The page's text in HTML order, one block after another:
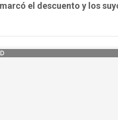
el descuento y los